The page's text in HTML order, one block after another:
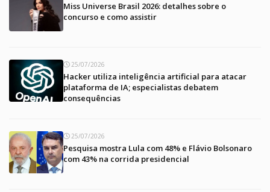
Miss Universe Brasil 2026: detalhes sobre o
concurso e como assistir
25/07/2026
Hacker utiliza inteligência artificial para atacar
plataforma de IA; especialistas debatem
consequências
25/07/2026
Pesquisa mostra Lula com 48% e Flávio Bolsonaro
com 43% na corrida presidencial